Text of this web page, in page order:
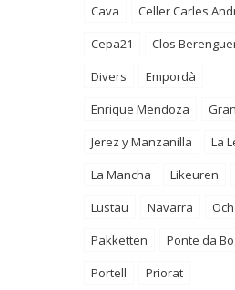
Cava
Celler Carles
Cepa21
Clos
Divers
Empordà
Enrique Mendoza
Jerez y Manzanilla
La
La Mancha
Likeuren
Lustau
Navarra
Pakketten
Ponte da
Portell
Priorat